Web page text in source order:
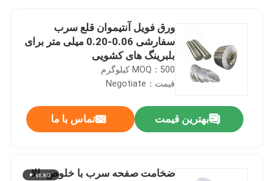
ورق فویل آنتیموان قلع سرب
سفارشی 0.06-0.20 میلی متر برای
بلبرینگ های کشویی
MOQ：500 کیلوگرم
قیمت：Negotiate
بهترین قیمت تماس با ما
ضخامت صفحه سرب با خلوص بالا